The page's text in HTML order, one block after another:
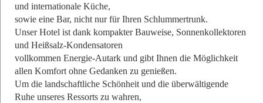
und internationale Küche,
sowie eine Bar, nicht nur für Ihren Schlummertrunk.
Unser Hotel ist dank kompakter Bauweise, Sonnenkollektoren
und Heißsalz-Kondensatoren
vollkommen Energie-Autark und gibt Ihnen die Möglichkeit
allen Komfort ohne Gedanken zu genießen.
Um die landschaftliche Schönheit und die überwältigende
Ruhe unseres Ressorts zu wahren,